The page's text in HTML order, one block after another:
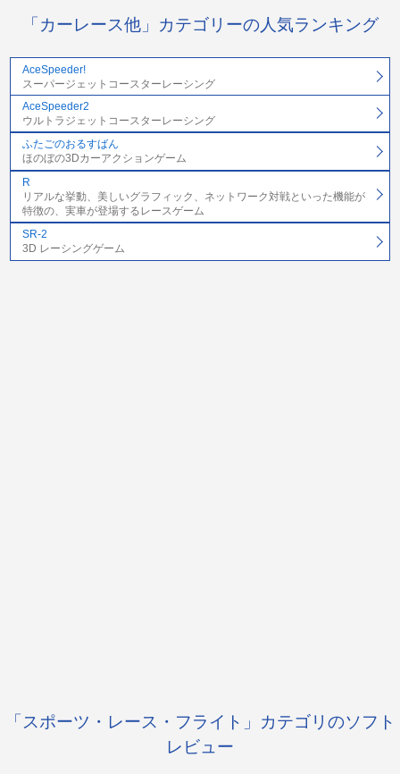
「カーレース他」カテゴリーの人気ランキング
AceSpeeder!
スーパージェットコースターレーシング
AceSpeeder2
ウルトラジェットコースターレーシング
ふたごのおるすばん
ほのぼの3Dカーアクションゲーム
R
リアルな挙動、美しいグラフィック、ネットワーク対戦といった機能が
特徴の、実車が登場するレースゲーム
SR-2
3D レーシングゲーム
「スポーツ・レース・フライト」カテゴリのソフト
レビュー